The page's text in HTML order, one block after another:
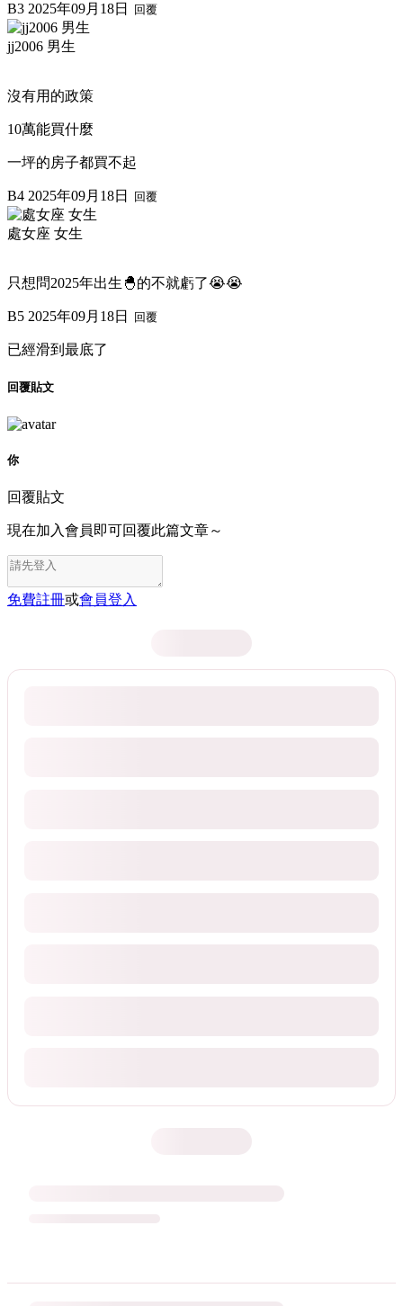
B3 2025年09月18日 回覆
jj2006 男生
沒有用的政策
10萬能買什麼
一坪的房子都買不起
B4 2025年09月18日 回覆
處女座 女生
只想問2025年出生🐣的不就虧了😭😭
B5 2025年09月18日 回覆
已經滑到最底了
回覆貼文
你
回覆貼文
現在加入會員即可回覆此篇文章～
免費註冊或會員登入